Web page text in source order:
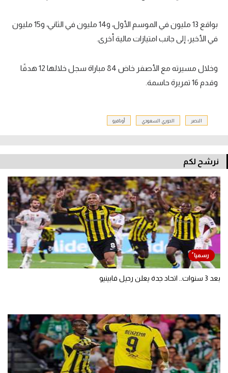
بواقع 13 مليون في الموسم الأول، و14 مليون في الثاني، و15 مليون
في الأخير، إلى جانب امتيازات مالية أخرى.
وخلال مسيرته مع الأصفر خاض 84 مباراة سجل خلالها 12 هدفًا
وقدم 16 تمريرة حاسمة.
النصر الدوري السعودي أوتافيو
نرشح لكم
بعد 3 سنوات.. اتحاد جدة يعلن رحيل فابينيو